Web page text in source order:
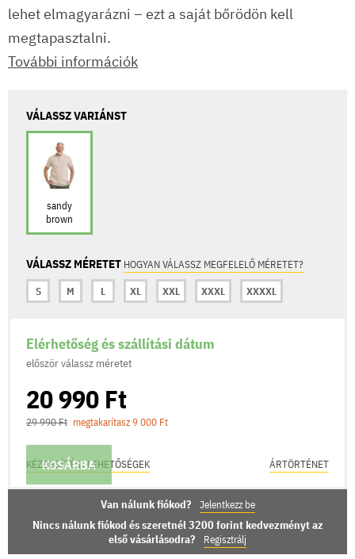
lehet elmagyarázni – ezt a saját bőrödön kell
megtapasztalni.
További információk
VÁLASSZ VARIÁNST
sandy
brown
VÁLASSZ MÉRETET HOGYAN VÁLASSZ MEGFELELŐ MÉRETET?
S
M L XL XXL XXXL XXXXL
Elérhetőség és szállítási dátum
először válassz méretet
20 990 Ft
29 990 Ft megtakarítasz 9 000 Ft
KOSÁRBA
KÉZBESÍTÉSI LEHETŐSÉGEK ÁRTÖRTÉNET
Van nálunk fiókod? Jelentkezz be
Nincs nálunk fiókod és szeretnél 3200 forint kedvezményt az
első vásárlásodra?
Regisztrálj